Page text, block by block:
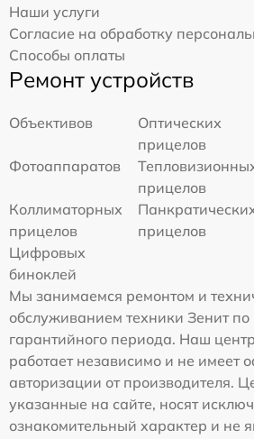
Наши услуги
Согласие на обработку
Способы оплаты
Ремонт устройств
Объективов
Оптических
прицелов
Фотоаппаратов
прицелов
Коллиматорных
прицелов
прицелов
Цифровых
биноклей
Мы занимаемся ремонтом и
обслуживанием техники Зенит по
гарантийного периода. Наш
работает независимо и не имеет
авторизации от производителя.
указанные на сайте, носят
ознакомительный характер и не